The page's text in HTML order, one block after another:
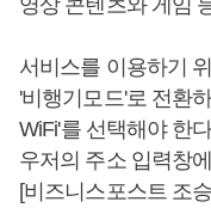
영상 콘텐츠와 게임
서비스를 이용하기
'비행기모드'로 전환
WiFi'를 선택해야 한
우저의 주소 입력창
[비즈니스포스트 조